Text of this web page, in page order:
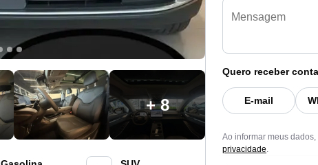
+ 8
Quero receber
E-mail
Ao informar meus
privacidade.